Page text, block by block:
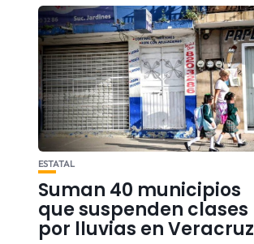
ESTATAL
Suman 40 municipios
que suspenden clases
por lluvias en Veracruz